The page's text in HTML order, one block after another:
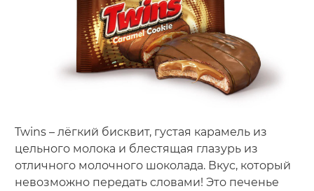
Twins – лёгкий бисквит, густая карамель из
цельного молока и блестящая глазурь из
отличного молочного шоколада. Вкус, который
невозможно передать словами! Это печенье